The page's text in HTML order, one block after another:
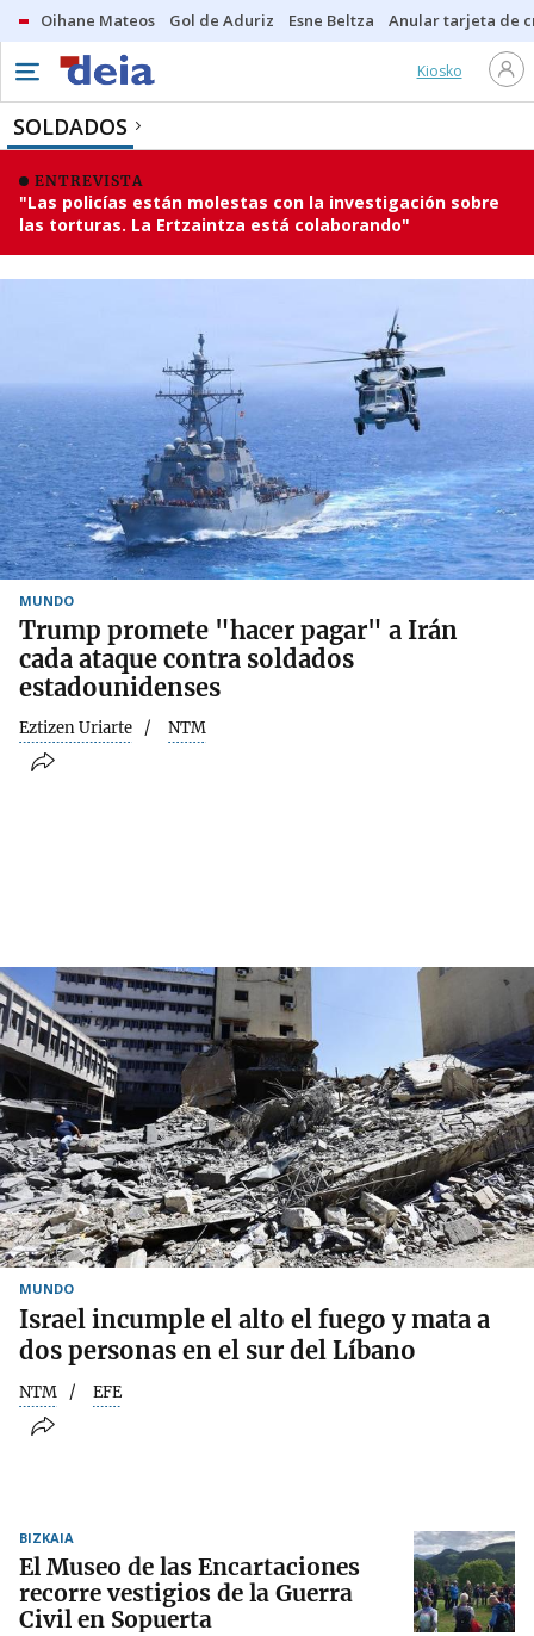
Oihane Mateos Gol de Aduriz Esne Beltza Anular tarjeta de
Kiosko
SOLDADOS
ENTREVISTA
"Las policías están molestas con la investigación sobre
las torturas. La Ertzaintza está colaborando"
MUNDO
Trump promete "hacer pagar" a Irán
cada ataque contra soldados
estadounidenses
Eztizen Uriarte NTM
MUNDO
Israel incumple el alto el fuego y mata a
dos personas en el sur del Líbano
NTM EFE
BIZKAIA
El Museo de las Encartaciones
recorre vestigios de la Guerra
Civil en Sopuerta